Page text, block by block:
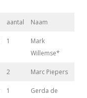
aantal Naam
1
Mark
Willemse*
2 Marc Piepers
1
Gerda de